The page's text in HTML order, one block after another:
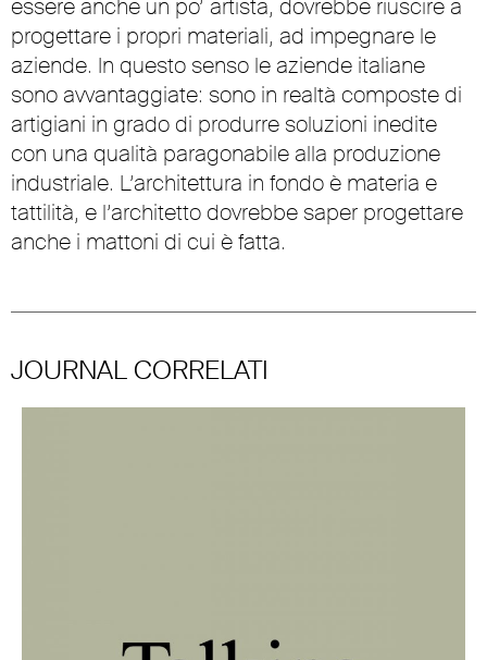
essere anche un po’ artista, dovrebbe riuscire a
progettare i propri materiali, ad impegnare le
aziende. In questo senso le aziende italiane
sono avvantaggiate: sono in realtà composte di
artigiani in grado di produrre soluzioni inedite
con una qualità paragonabile alla produzione
industriale. L’architettura in fondo è materia e
tattilità, e l’architetto dovrebbe saper progettare
anche i mattoni di cui è fatta.
JOURNAL CORRELATI